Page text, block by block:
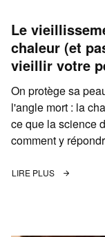
Le
chaleur (et
vieillir votre
On protège sa
l'angle mort : la
ce que la science
comment y
LIRE PLUS